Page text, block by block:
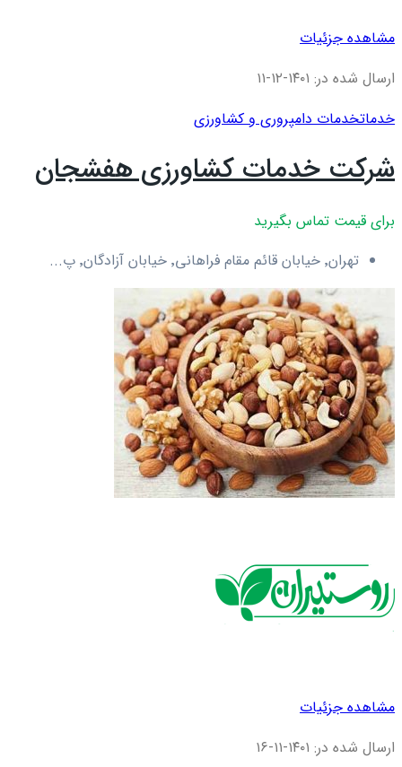
مشاهده جزئیات
ارسال شده در: ۱۴۰۱-۱۲-۱۱
خدماتخدمات دامپروری و کشاورزی
شرکت خدمات کشاورزی هفشجان
برای قیمت تماس بگیرید
تهران٬ خیابان قائم مقام فراهانی٬ خیابان آزادگان٬ پ...
مشاهده جزئیات
ارسال شده در: ۱۴۰۱-۱۱-۱۶